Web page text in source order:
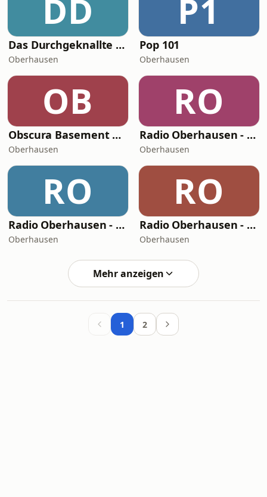
DD
Das Durchgeknallte Radio
Oberhausen
P1
Pop 101
Oberhausen
OB
Obscura Basement Radio
Oberhausen
RO
Radio Oberhausen - Dein Schlager Radio
Oberhausen
RO
Radio Oberhausen - Dein Love Radio
Oberhausen
RO
Radio Oberhausen - Dein DeutschPop Radio
Oberhausen
Mehr anzeigen
1 2